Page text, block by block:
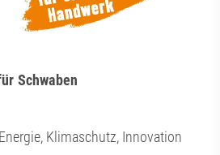
Schwaben
Klimaschutz, Innovation